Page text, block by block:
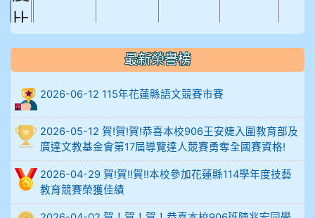
比
例
906陳兆宏 5A10+ 作文5
912余 嘉 5A10+
914謝佩臻 5A10+
902蘇奕愷
903陳品帆
最新榮譽榜
2026-06-12 115年花蓮縣語文競賽市賽
2026-05-12 賀!賀!賀!恭喜本校906王安婕入圍教育部及
廣達文教基金會第17屆導覽達人競賽勇奪全國賽資格!
2026-04-29 賀!賀!!賀!!本校參加花蓮縣114學年度技藝
教育競賽榮獲佳績